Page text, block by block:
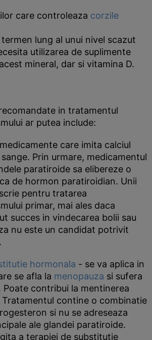
care controleaza corzile
lung al unui nivel scazut
utilizarea de suplimente
mineral, dar si vitamina D.
in tratamentul
ar putea include:
care imita calciul
Prin urmare, medicamentul
paratiroide sa elibereze o
de hormon paratiroidian. Unii
pentru tratarea
primar, mai ales daca
succes in vindecarea bolii sau
nu este un candidat potrivit
hormonala - se va aplica in
se afla la menopauza si sufera
Poate contribui la mentinerea
Tratamentul contine o combinatie
si nu se adreseaza
ale glandei paratiroide.
a terapiei de substitutie